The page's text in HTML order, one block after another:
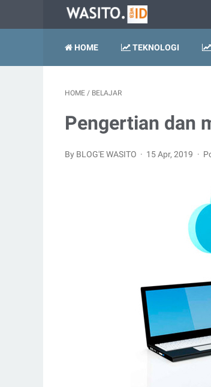
HOME TEKNOLOGI
HOME / BELAJAR
Pengertian dan
By BLOG'E WASITO 15 Apr, 2019